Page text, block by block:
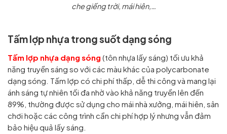
che giếng trời, mái hiên,…
Tấm lợp nhựa trong suốt dạng sóng
Tấm lợp nhựa dạng sóng (tôn nhựa lấy sáng) tối ưu khả
năng truyền sáng so với các màu khác của polycarbonate
dạng sóng. Tấm lợp có chi phí thấp, dễ thi công và mang lại
ánh sáng tự nhiên tối đa nhờ vào khả năng truyền lên đến
89%, thường được sử dụng cho mái nhà xưởng, mái hiên, sân
chơi hoặc các công trình cần chi phí hợp lý nhưng vẫn đảm
bảo hiệu quả lấy sáng.